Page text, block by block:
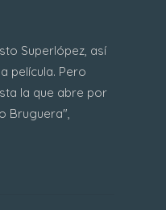
Superlópez, así
película. Pero
la que abre por
Bruguera",